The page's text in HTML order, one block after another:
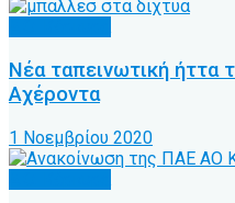
Νέα ταπεινωτική ήττα
Αχέροντα
1 Νοεμβρίου 2020